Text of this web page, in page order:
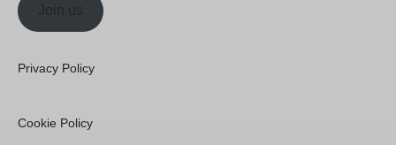
Join us
Privacy Policy
Cookie Policy